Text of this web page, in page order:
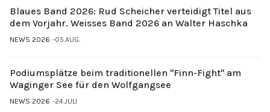
Blaues Band 2026: Rud Scheicher verteidigt Titel aus
dem Vorjahr. Weisses Band 2026 an Walter Haschka
NEWS 2026 05.AUG.
Podiumsplätze beim traditionellen "Finn-Fight" am
Waginger See für den Wolfgangsee
NEWS 2026 24.JULI